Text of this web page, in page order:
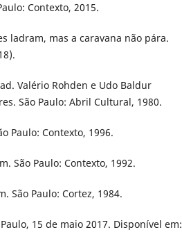
Contexto, 2015.
ladram, mas a caravana não pára.
Valério Rohden e Udo Baldur
São Paulo: Abril Cultural, 1980.
Paulo: Contexto, 1996.
São Paulo: Contexto, 1992.
São Paulo: Cortez, 1984.
Paulo, 15 de maio 2017. Disponível em: